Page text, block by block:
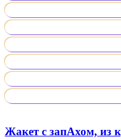
Жакет с запАхом, из